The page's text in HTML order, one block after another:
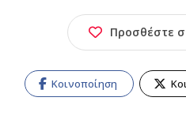
Προσθέστε
Κοινοποίηση